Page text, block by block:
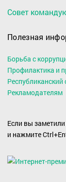
Совет
Полезная
Борьба с
Профилактика и
Республиканский
Рекламодателям
Если вы
и нажмите